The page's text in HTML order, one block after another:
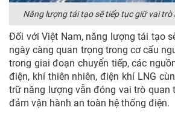
Năng lượng tái tạo sẽ tiếp tục giữ vai
Đối với Việt Nam, năng lượng tái tạo
ngày càng quan trọng trong cơ cấu
trong giai đoạn chuyển tiếp, các
điện, khí thiên nhiên, điện khí LNG
trữ năng lượng vẫn đóng vai trò quan
đảm vận hành an toàn hệ thống điện.